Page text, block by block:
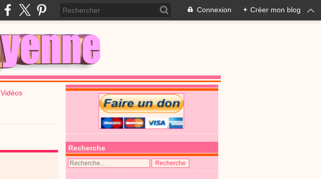
Connexion + Créer mon blog
Vidéos
Recherche